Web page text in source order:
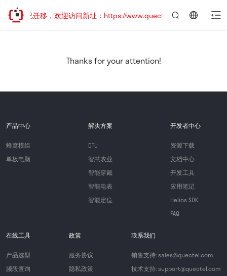
站地址已迁移，欢迎访问新址：https://www.quectel.com.cn
Thanks for your attention!
产品中心
蜂窝模组
单板电脑
解决方案
DTU
智慧农业
智能穿戴
智能电表
智能定位
开发者中心
资源下载
文档中心
开发工具
应用笔记
Helios SDK
FAQ
在线工具
产品选型
频段查询
政策
服务协议
隐私政策
联系我们
销售支持: sales@quectel.com
技术支持: support@quectel.com